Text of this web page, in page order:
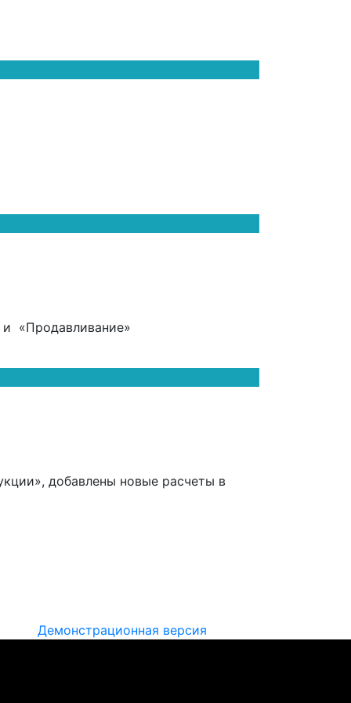
«Продавливание»
добавлены новые расчеты в
Демонстрационная версия